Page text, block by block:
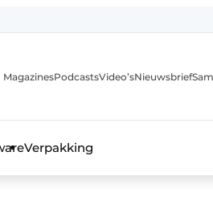
MagazinesPodcastsVideo’sNieuwsbrief
Verpakking